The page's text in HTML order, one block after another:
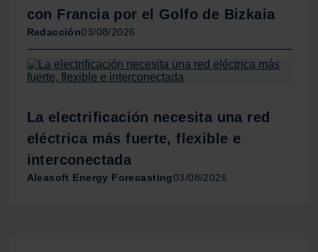
con Francia por el Golfo de Bizkaia
Redacción03/08/2026
La electrificación necesita una red
eléctrica más fuerte, flexible e
interconectada
Aleasoft Energy Forecasting03/08/2026